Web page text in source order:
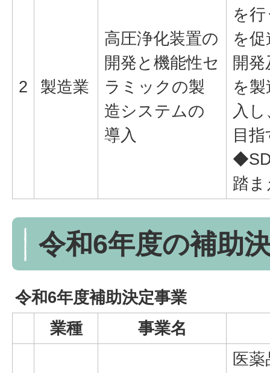
2 製造業
高圧浄化装置の
開発と機能性セ
ラミックの製
造システムの
導入
を
を
開
を
入
目
踏
令和6年度の補助
令和6年度補助決定事業
業種
事業名
医